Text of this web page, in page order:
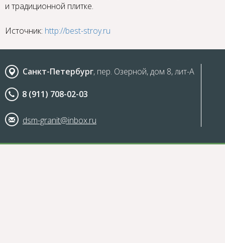
и традиционной плитке.
Источник: http://best-stroy.ru
Санкт-Петербург, пер. Озерной, дом 8, лит-А
8 (911) 708-02-03
dsm-granit@inbox.ru